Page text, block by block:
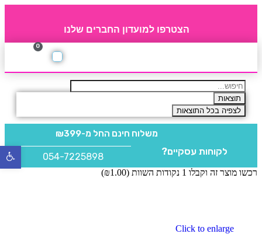
הצטרפו למועדון החברים שלנו
0
תוצאות
לצפיה בכל התוצאות
משלוח חינם החל מ-₪399
לקוחות עסקיים? 054-7225898
רכשו מוצר זה וקבלו 1 נקודות השוות ( ₪1.00
)
Click to enlarge
פתח